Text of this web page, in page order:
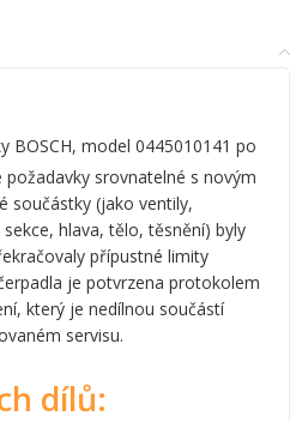
BOSCH, model 0445010141 po
srovnatelné s novým
součástky (jako ventily,
hlava, tělo, těsnění) byly
přípustné limity
je potvrzena protokolem
který je nedílnou součástí
servisu.
dílů: